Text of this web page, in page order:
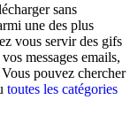
sans
une des plus
vous servir des gifs
messages emails,
pouvez chercher
toutes les catégories